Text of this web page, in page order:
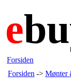
e
Forsiden
Forsiden -> Mønter